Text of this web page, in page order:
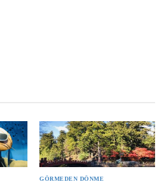
GÖRMEDEN DÖNME